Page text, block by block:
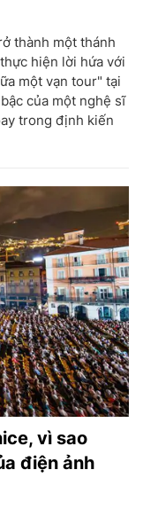
thành một thánh
hiện lời hứa với
một vạn tour" tại
của một nghệ sĩ
trong định kiến
vì sao
điện ảnh